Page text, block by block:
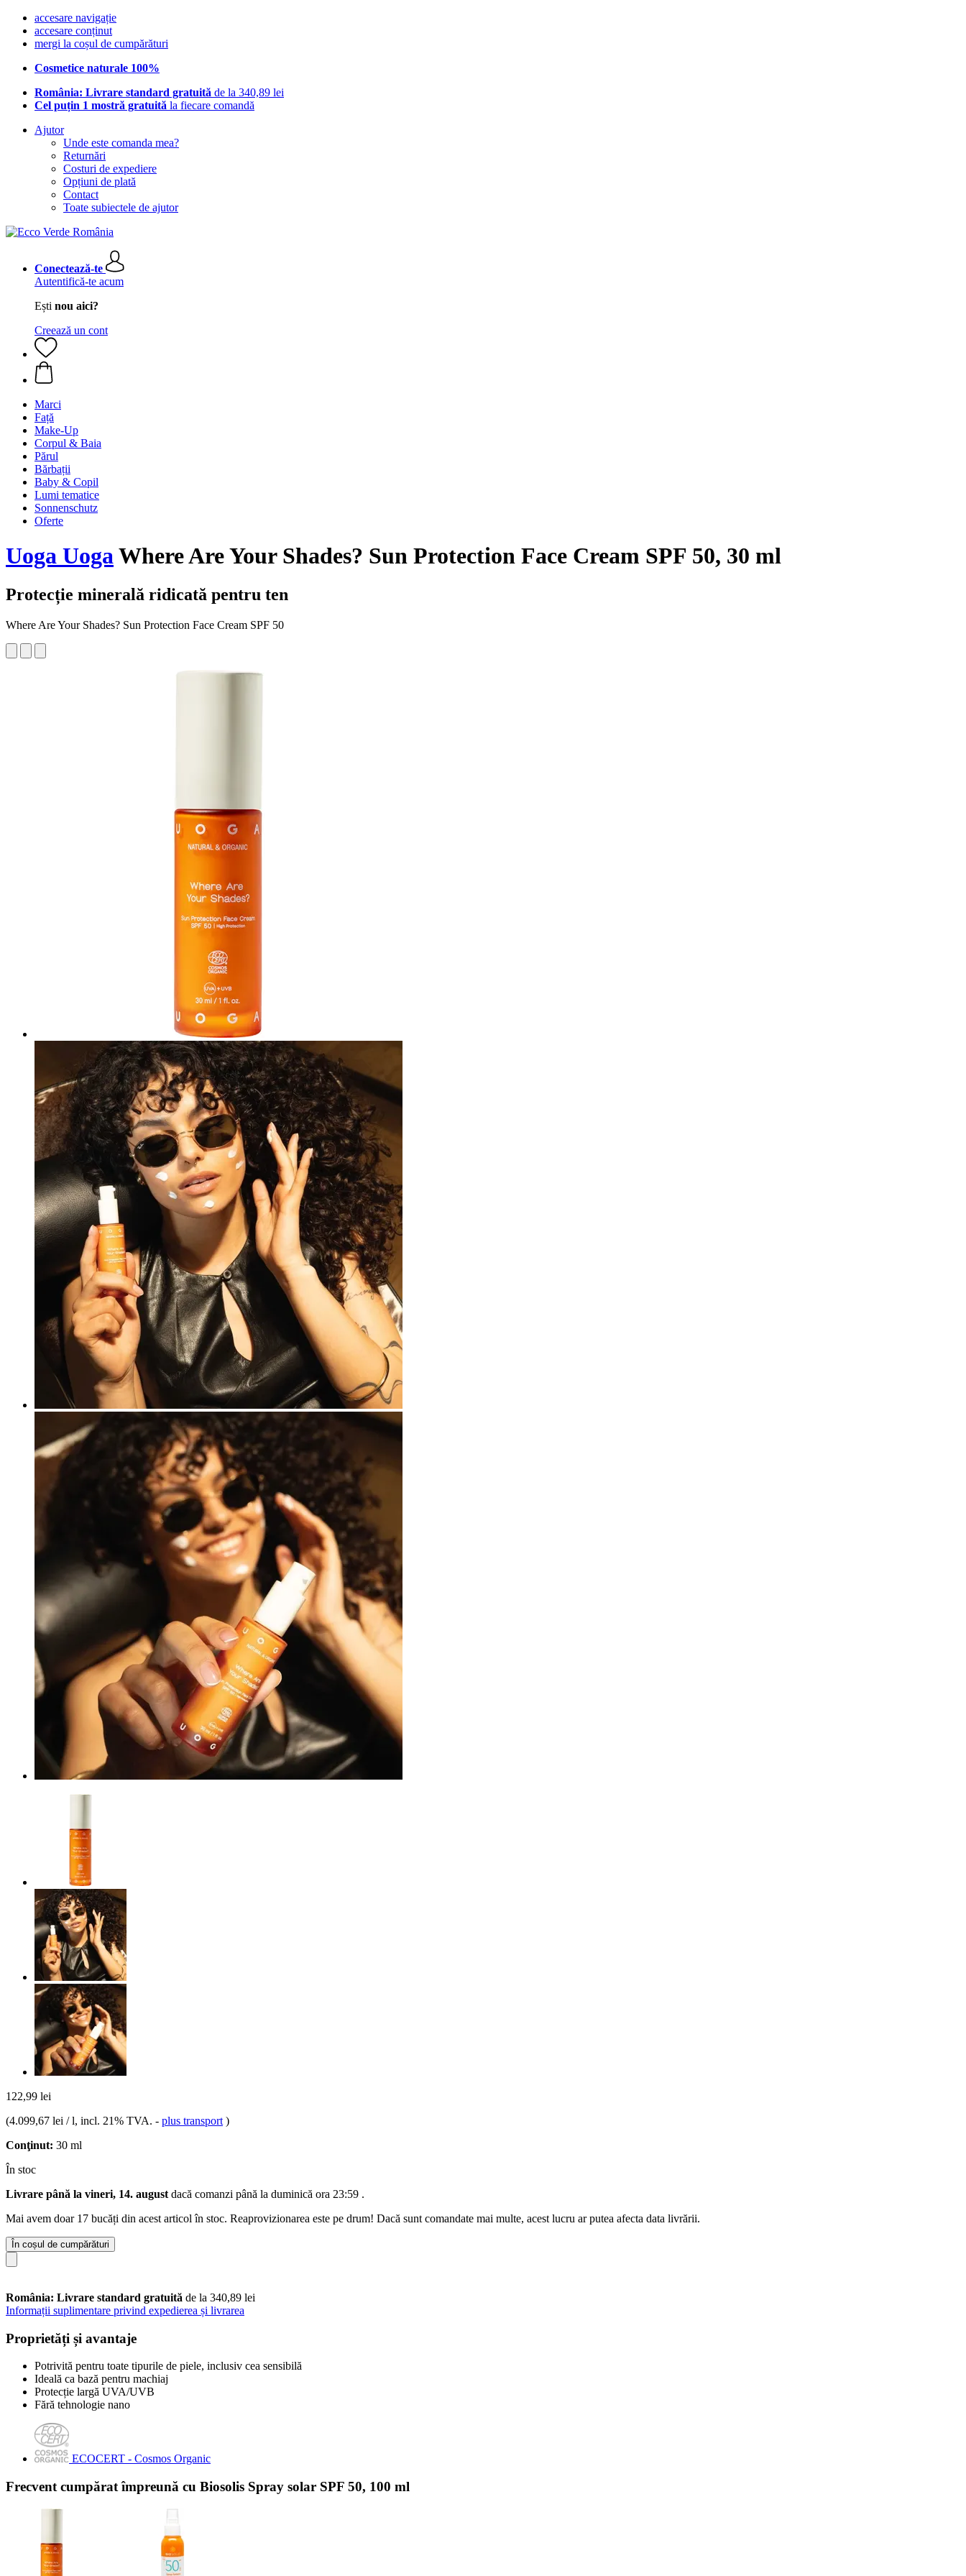
accesare navigație
accesare conținut
mergi la coșul de cumpărături
Cosmetice naturale 100%
România: Livrare standard gratuită de la 340,89 lei
Cel puțin 1 mostră gratuită la fiecare comandă
Ajutor
Unde este comanda mea?
Returnări
Costuri de expediere
Opțiuni de plată
Contact
Toate subiectele de ajutor
Conectează-te
Autentifică-te acum
Ești nou aici?
Creează un cont
Marci
Față
Make-Up
Corpul & Baia
Părul
Bărbații
Baby & Copil
Lumi tematice
Sonnenschutz
Oferte
Uoga UogaWhere Are Your Shades? Sun Protection Face Cream SPF 50, 30 ml
Protecție minerală ridicată pentru ten
Where Are Your Shades? Sun Protection Face Cream SPF 50
122,99 lei
(4.099,67 lei / l, incl. 21% TVA. - plus transport )
Conţinut: 30 ml
În stoc
Livrare până la vineri, 14. august dacă comanzi până la duminică ora 23:59 .
Mai avem doar 17 bucăți din acest articol în stoc. Reaprovizionarea este pe drum! Dacă sunt comandate mai multe, acest lucru ar putea afecta data livrării.
În coșul de cumpărături
România: Livrare standard gratuită de la 340,89 lei
Informații suplimentare privind expedierea și livrarea
Proprietăți și avantaje
Potrivită pentru toate tipurile de piele, inclusiv cea sensibilă
Ideală ca bază pentru machiaj
Protecție largă UVA/UVB
Fără tehnologie nano
ECOCERT - Cosmos Organic
Frecvent cumpărat împreună cu Biosolis Spray solar SPF 50, 100 ml